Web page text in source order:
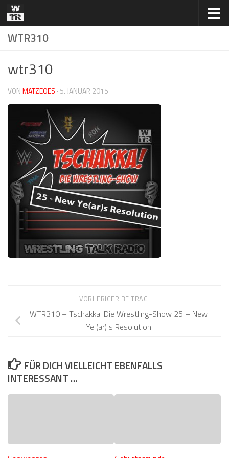
Zum Inhalt springen
WTR310
wtr310
VONMATZEOES · 5. JANUAR 2015
VORHERIGER BEITRAG
WTR310 – Tschakka! Die Wrestling-Show 25 – New
Ye (ar) s Resolution
FÜR DICH VIELLEICHT EBENFALLS
INTERESSANT …